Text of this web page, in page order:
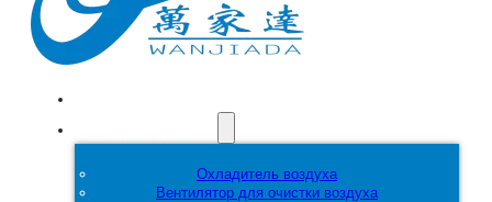
Охладитель воздуха
Вентилятор для очистки воздуха